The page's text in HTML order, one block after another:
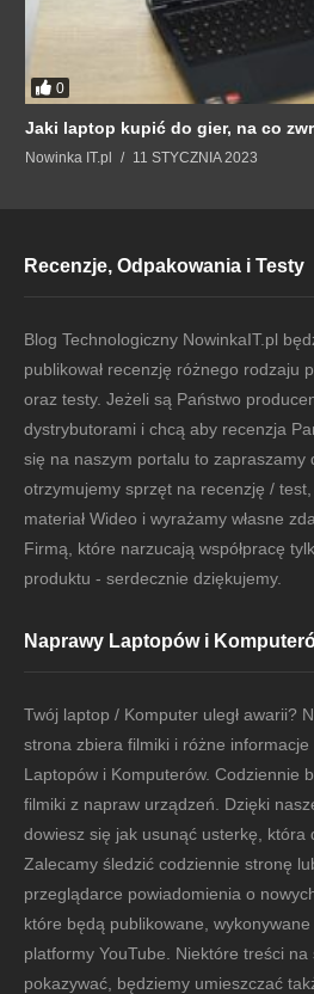
0
Jaki laptop kupić do gier, na co
Nowinka IT.pl 11 STYCZNIA 2023
Recenzje, Odpakowania i Testy
Blog Technologiczny NowinkaIT.pl
publikował recenzję różnego rodzaju
oraz testy. Jeżeli są Państwo
dystrybutorami i chcą aby recenzja
się na naszym portalu to zapraszamy
otrzymujemy sprzęt na recenzję /
materiał Wideo i wyrażamy własne
Firmą, które narzucają współpracę
produktu - serdecznie dziękujemy.
Naprawy Laptopów i
Twój laptop / Komputer uległ awarii?
strona zbiera filmiki i różne
Laptopów i Komputerów. Codziennie
filmiki z napraw urządzeń. Dzięki
dowiesz się jak usunąć usterkę, która
Zalecamy śledzić codziennie stronę
przeglądarce powiadomienia o
które będą publikowane,
platformy YouTube. Niektóre treści
pokazywać, będziemy umieszczać